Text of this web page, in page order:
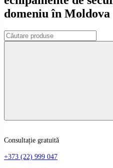
domeniu în Moldova
Consultație gratuită
+373 (22) 999 047